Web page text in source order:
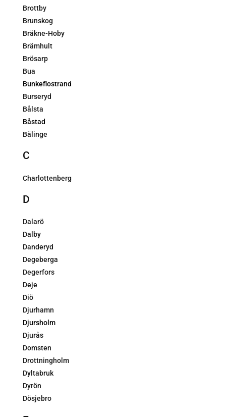
Brottby
Brunskog
Bräkne-Hoby
Brämhult
Brösarp
Bua
Bunkeflostrand
Burseryd
Bålsta
Båstad
Bälinge
C
Charlottenberg
D
Dalarö
Dalby
Danderyd
Degeberga
Degerfors
Deje
Diö
Djurhamn
Djursholm
Djurås
Domsten
Drottningholm
Dyltabruk
Dyrön
Dösjebro